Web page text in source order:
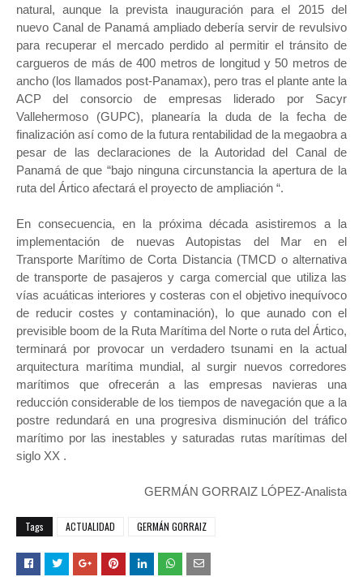
natural, aunque la prevista inauguración para el 2015 del
nuevo Canal de Panamá ampliado debería servir de revulsivo
para recuperar el mercado perdido al permitir el tránsito de
cargueros de más de 400 metros de longitud y 50 metros de
ancho (los llamados post-Panamax), pero tras el plante ante la
ACP del consorcio de empresas liderado por Sacyr
Vallehermoso (GUPC), planearía la duda de la fecha de
finalización así como de la futura rentabilidad de la megaobra a
pesar de las declaraciones de la Autoridad del Canal de
Panamá de que “bajo ninguna circunstancia la apertura de la
ruta del Ártico afectará el proyecto de ampliación “.
En consecuencia, en la próxima década asistiremos a la
implementación de nuevas Autopistas del Mar en el
Transporte Marítimo de Corta Distancia (TMCD o alternativa
de transporte de pasajeros y carga comercial que utiliza las
vías acuáticas interiores y costeras con el objetivo inequívoco
de reducir costes y contaminación), lo que aunado con el
previsible boom de la Ruta Marítima del Norte o ruta del Ártico,
terminará por provocar un verdadero tsunami en la actual
arquitectura marítima mundial, al surgir nuevos corredores
marítimos que ofrecerán a las empresas navieras una
reducción considerable de los tiempos de navegación que a la
postre redundará en una progresiva disminución del tráfico
marítimo por las inestables y saturadas rutas marítimas del
siglo XX .
GERMÁN GORRAIZ LÓPEZ-Analista
Tags ACTUALIDAD GERMÁN GORRAIZ